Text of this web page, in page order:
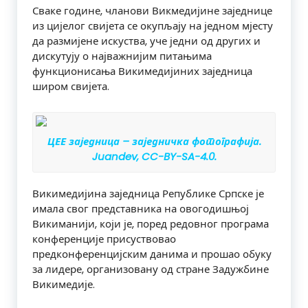
Сваке године, чланови Викмедијине заједнице
из цијелог свијета се окупљају на једном мјесту
да размијене искуства, уче једни од других и
дискутују о најважнијим питањима
функционисања Викимедијиних заједница
широм свијета.
ЦЕЕ заједница – заједничка фотографија.
Juandev, CC-BY-SA-4.0.
Викимедијина заједница Републике Српске је
имала свог представника на овогодишњој
Викиманији, који је, поред редовног програма
конференције присуствовао
предконференцијским данима и прошао обуку
за лидере, организовану од стране Задужбине
Викимедије.